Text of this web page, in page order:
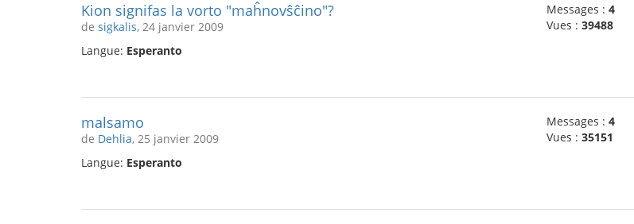
Kion signifas la vorto "maĥnovŝĉino"?
de sigkalis, 24 janvier 2009
Langue: Esperanto
Messages : 4
Vues : 39488
malsamo
de Dehlia, 25 janvier 2009
Langue: Esperanto
Messages : 4
Vues : 35151